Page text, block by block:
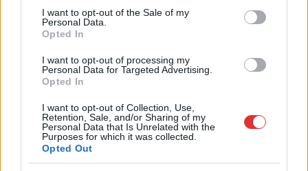
consent section.
I want to opt-out of the Sale of my
Personal Data.
Opted In
I want to opt-out of processing my
Personal Data for Targeted Advertising.
Opted In
I want to opt-out of Collection, Use,
Retention, Sale, and/or Sharing of my
Personal Data that Is Unrelated with the
Purposes for which it was collected.
Opted Out
Európai Labdarúgó Szövetség (UEFA) jelentése alapján. Ebből
45 millió eurót (közel 16 milliárd forintot) kaptak a játékosok,
forintot kerestek a focisták. Az Mfor becslései szerint ez azóta
négymillió forintra…
TOVÁBB OLVASOM
fizetések